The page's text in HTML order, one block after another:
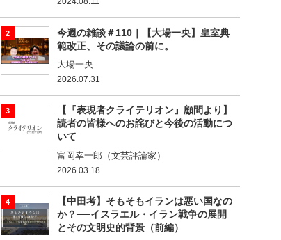
今週の雑談＃110｜【大場一央】皇室典
範改正、その議論の前に。
大場一央
2026.07.31
【『表現者クライテリオン』顧問より】
読者の皆様へのお詫びと今後の活動につ
いて
富岡幸一郎（文芸評論家）
2026.03.18
【中田考】そもそもイランは悪い国なの
か？──イスラエル・イラン戦争の展開
とその文明史的背景（前編）